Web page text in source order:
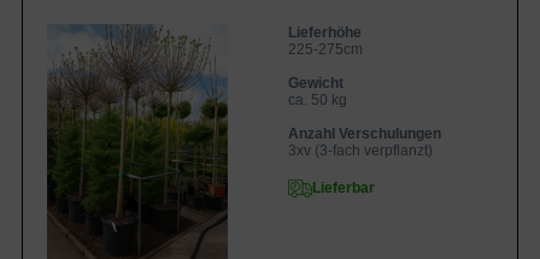
geachtet werden.
Geschützter Standort in der Sonne bietet beste
Voraussetzungen
Der Kugel-Trompetenbaum bevorzugt einen Standort in
der Sonne. Halbschatten toleriert er ebenfalls. Sein
großflächiges Blatt reagiert sensibel auf starken Wind, ein
Lieferhöhe
225-275cm
Gewicht
ca. 50 kg
Anzahl Verschulungen
3xv (3-fach verpflanzt)
Lieferbar